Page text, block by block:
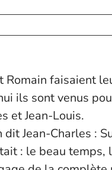
Romain faisaient
ils sont venus
et Jean-Louis.
dit Jean-Charles :
: le beau